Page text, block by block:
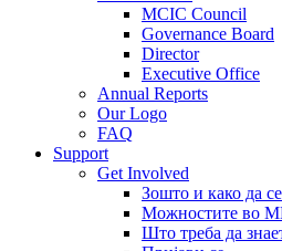
MCIC Council
Governance Board
Director
Executive Office
Annual Reports
Our Logo
FAQ
Support
Get Involved
Зошто и како да
Можностите во
Што треба да